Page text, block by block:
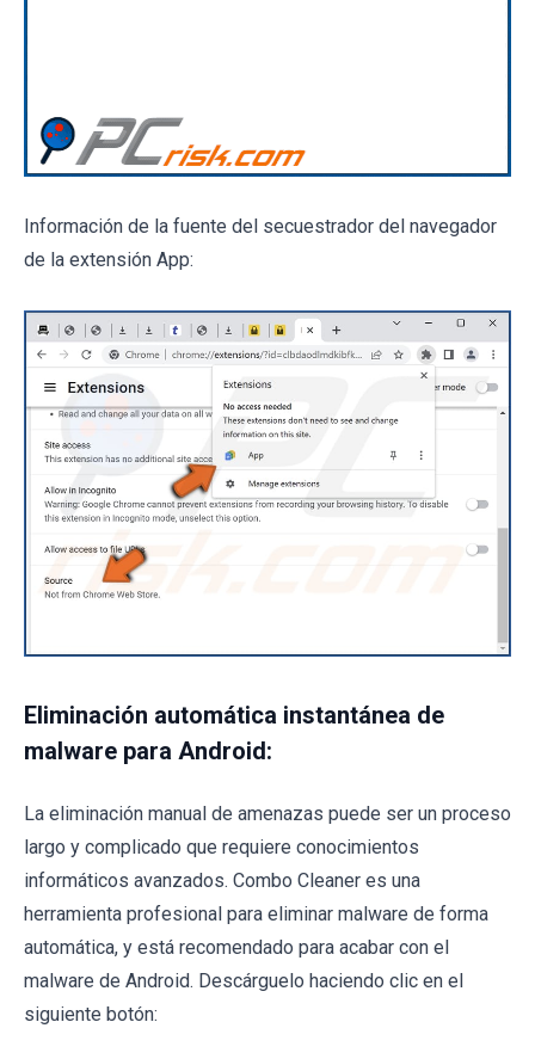
Información de la fuente del secuestrador del navegador
de la extensión App:
Eliminación automática instantánea de
malware para Android:
La eliminación manual de amenazas puede ser un proceso
largo y complicado que requiere conocimientos
informáticos avanzados. Combo Cleaner es una
herramienta profesional para eliminar malware de forma
automática, y está recomendado para acabar con el
malware de Android. Descárguelo haciendo clic en el
siguiente botón: